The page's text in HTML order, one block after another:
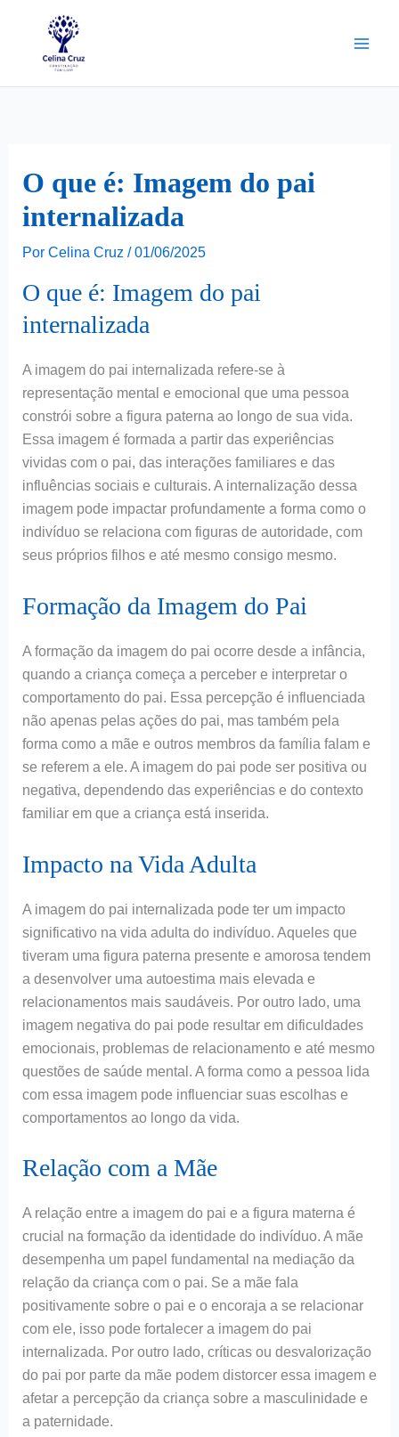
O que é: Imagem do pai
internalizada
Por Celina Cruz / 01/06/2025
O que é: Imagem do pai
internalizada
A imagem do pai internalizada refere-se à
representação mental e emocional que uma pessoa
constrói sobre a figura paterna ao longo de sua vida.
Essa imagem é formada a partir das experiências
vividas com o pai, das interações familiares e das
influências sociais e culturais. A internalização dessa
imagem pode impactar profundamente a forma como o
indivíduo se relaciona com figuras de autoridade, com
seus próprios filhos e até mesmo consigo mesmo.
Formação da Imagem do Pai
A formação da imagem do pai ocorre desde a infância,
quando a criança começa a perceber e interpretar o
comportamento do pai. Essa percepção é influenciada
não apenas pelas ações do pai, mas também pela
forma como a mãe e outros membros da família falam e
se referem a ele. A imagem do pai pode ser positiva ou
negativa, dependendo das experiências e do contexto
familiar em que a criança está inserida.
Impacto na Vida Adulta
A imagem do pai internalizada pode ter um impacto
significativo na vida adulta do indivíduo. Aqueles que
tiveram uma figura paterna presente e amorosa tendem
a desenvolver uma autoestima mais elevada e
relacionamentos mais saudáveis. Por outro lado, uma
imagem negativa do pai pode resultar em dificuldades
emocionais, problemas de relacionamento e até mesmo
questões de saúde mental. A forma como a pessoa lida
com essa imagem pode influenciar suas escolhas e
comportamentos ao longo da vida.
Relação com a Mãe
A relação entre a imagem do pai e a figura materna é
crucial na formação da identidade do indivíduo. A mãe
desempenha um papel fundamental na mediação da
relação da criança com o pai. Se a mãe fala
positivamente sobre o pai e o encoraja a se relacionar
com ele, isso pode fortalecer a imagem do pai
internalizada. Por outro lado, críticas ou desvalorização
do pai por parte da mãe podem distorcer essa imagem e
afetar a percepção da criança sobre a masculinidade e
a paternidade.